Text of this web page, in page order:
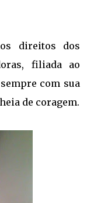
direitos dos
filiada ao
com sua
de coragem.